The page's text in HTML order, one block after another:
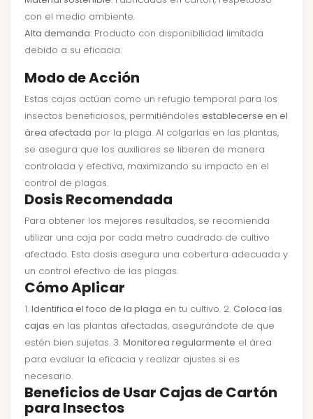
con el medio ambiente.
Alta demanda: Producto con disponibilidad limitada
debido a su eficacia.
Modo de Acción
Estas cajas actúan como un refugio temporal para los
insectos beneficiosos, permitiéndoles establecerse en el
área afectada por la plaga. Al colgarlas en las plantas,
se asegura que los auxiliares se liberen de manera
controlada y efectiva, maximizando su impacto en el
control de plagas.
Dosis Recomendada
Para obtener los mejores resultados, se recomienda
utilizar una caja por cada metro cuadrado de cultivo
afectado. Esta dosis asegura una cobertura adecuada y
un control efectivo de las plagas.
Cómo Aplicar
1. Identifica el foco de la plaga en tu cultivo. 2. Coloca las
cajas en las plantas afectadas, asegurándote de que
estén bien sujetas. 3. Monitorea regularmente el área
para evaluar la eficacia y realizar ajustes si es
necesario.
Beneficios de Usar Cajas de Cartón
para Insectos